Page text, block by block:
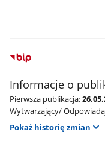
Informacje o
Pierwsza publikacja:
Wytwarzający/
Pokaż historię zmian